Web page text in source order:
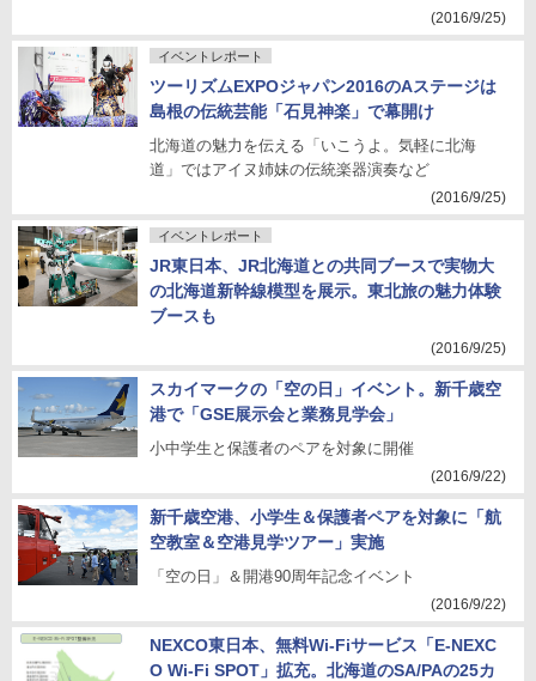
(2016/9/25)
イベントレポート
ツーリズムEXPOジャパン2016のAステージは
島根の伝統芸能「石見神楽」で幕開け
北海道の魅力を伝える「いこうよ。気軽に北海
道」ではアイヌ姉妹の伝統楽器演奏など
(2016/9/25)
イベントレポート
JR東日本、JR北海道との共同ブースで実物大
の北海道新幹線模型を展示。東北旅の魅力体験
ブースも
(2016/9/25)
スカイマークの「空の日」イベント。新千歳空
港で「GSE展示会と業務見学会」
小中学生と保護者のペアを対象に開催
(2016/9/22)
新千歳空港、小学生＆保護者ペアを対象に「航
空教室＆空港見学ツアー」実施
「空の日」＆開港90周年記念イベント
(2016/9/22)
NEXCO東日本、無料Wi-Fiサービス「E-NEXC
O Wi-Fi SPOT」拡充。北海道のSA/PAの25カ